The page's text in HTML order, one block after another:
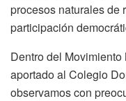
procesos naturales de
participación
Dentro del
aportado al Colegio
observamos con